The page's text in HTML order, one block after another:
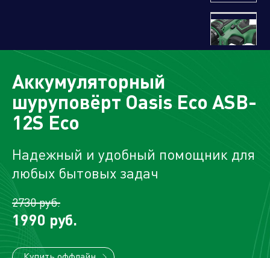
Торговые
компании
Алюминиевые,
биметаллические и стальные
панельные радиаторы
водоснабжения
кластер
Аккумуляторный
шуруповёрт Oasis Eco ASB-
12S Eco
Надежный и удобный помощник для
любых бытовых задач
2730 руб.
1990 руб.